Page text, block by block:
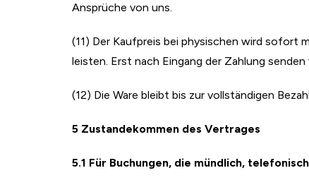
Ansprüche von uns.
(11) Der Kaufpreis bei physischen wird sofort
leisten. Erst nach Eingang der Zahlung senden
(12) Die Ware bleibt bis zur vollständigen
5 Zustandekommen des Vertrages
5.1 Für Buchungen, die mündlich,